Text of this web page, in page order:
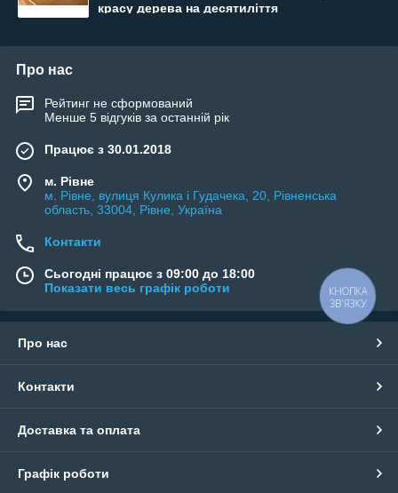
красу дерева на десятиліття
Про нас
Рейтинг не сформований
Менше 5 відгуків за останній рік
Працює з 30.01.2018
м. Рівне
м. Рівне, вулиця Кулика і Гудачека, 20, Рівненська
область, 33004, Рівне, Україна
Контакти
Сьогодні працює з 09:00 до 18:00
Показати весь графік роботи
Про нас
Контакти
Доставка та оплата
Графік роботи
КНОПКА
ЗВ'ЯЗКУ